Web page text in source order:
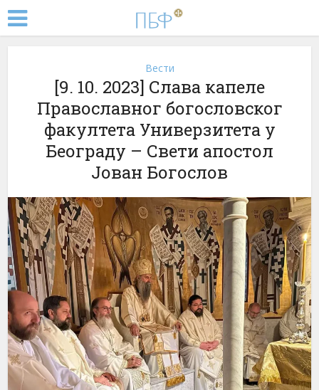
Вести
[9. 10. 2023] Слава капеле
Православног богословског
факултета Универзитета у
Београду – Свети апостол
Јован Богослов